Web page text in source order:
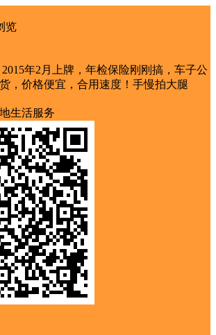
览
年2月上牌，年检保险刚刚搞，车子公
，价格便宜，合用速度！手慢拍大腿
生活服务